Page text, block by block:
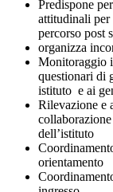
Predispone
attitudinali per
percorso post
organizza
Monitoraggio
questionari di
istituto e ai
Rilevazione e
dell’istituto
orientamento